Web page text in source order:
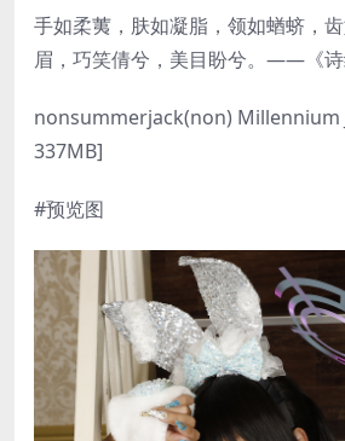
手如柔荑，肤如凝脂，领如蝤蛴，
眉，巧笑倩兮，美目盼兮。——《诗
nonsummerjack(non) Millennium
337MB]
#预览图